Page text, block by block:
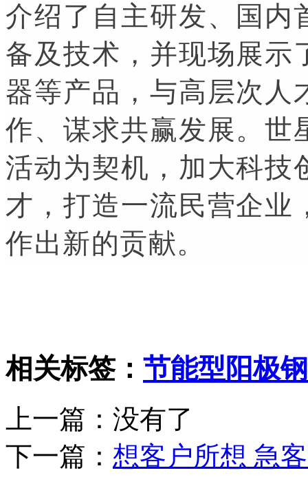
介绍了自主研发、国内
备及技术，并现场展示
器等产品，与高层次人
作、谋求共赢发展。世
活动为契机，加大科技
才，打造一流民营企业
作出新的贡献。
相关标签： 节能型阳极
上一篇：没有了
下一篇： 想客户所想 急